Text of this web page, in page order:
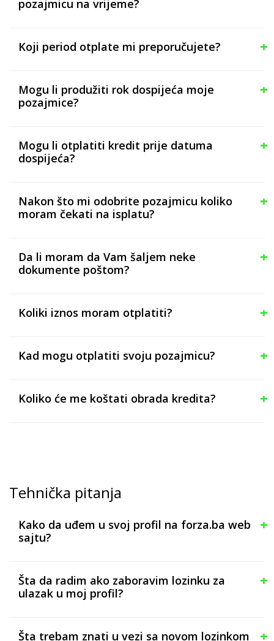
pozajmicu na vrijeme?
Koji period otplate mi preporučujete?
Mogu li produžiti rok dospijeća moje
pozajmice?
Mogu li otplatiti kredit prije datuma
dospijeća?
Nakon što mi odobrite pozajmicu koliko
moram čekati na isplatu?
Da li moram da Vam šaljem neke
dokumente poštom?
Koliki iznos moram otplatiti?
Kad mogu otplatiti svoju pozajmicu?
Koliko će me koštati obrada kredita?
Tehnička pitanja
Kako da uđem u svoj profil na forza.ba web
sajtu?
Šta da radim ako zaboravim lozinku za
ulazak u moj profil?
Šta trebam znati u vezi sa novom lozinkom